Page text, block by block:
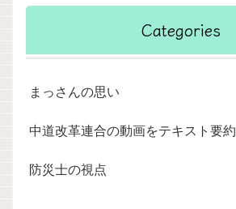
Categories
まっさんの思い
中道改革連合の動画をテキスト要約
防災士の視点